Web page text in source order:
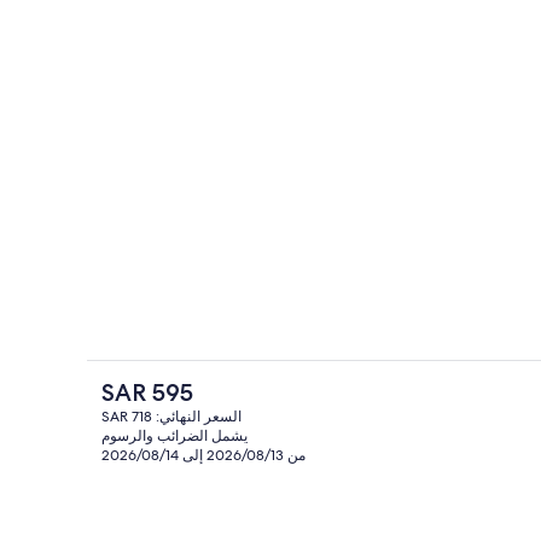
منطقة الاستقبال
السعر
الحالي
هو
SAR
SAR 595
السعر النهائي: SAR 718
يشمل الضرائب والرسوم
من 2026/08/13 إلى 2026/08/14